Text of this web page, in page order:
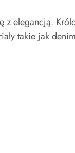
elegancją.
takie jak